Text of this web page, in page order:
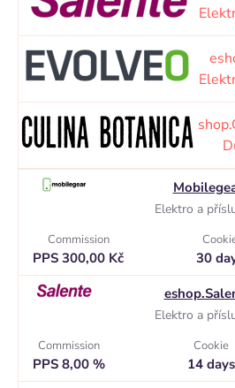
Elektro a
Commission
PPS 300,00 Kč 30
Elektro a
Commission
PPS 8,00 %
Cookie
14 days